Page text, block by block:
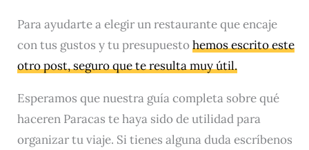
Para ayudarte a elegir un restaurante que encaje
con tus gustos y tu presupuestohemos escrito este
otro post, seguro que te resulta muy útil.
Esperamos que nuestra guía completa sobre qué
haceren Paracas te haya sido de utilidad para
organizar tu viaje. Si tienes alguna duda escríbenos